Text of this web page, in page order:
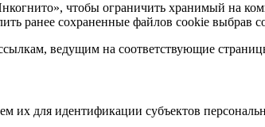
чтобы ограничить хранимый на
ранее сохраненные файлов cookie выбрав
ведущим на соответствующие
их для идентификации субъектов